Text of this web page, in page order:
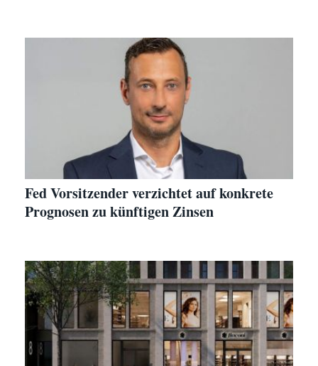
Fed Vorsitzender verzichtet auf konkrete
Prognosen zu künftigen Zinsen